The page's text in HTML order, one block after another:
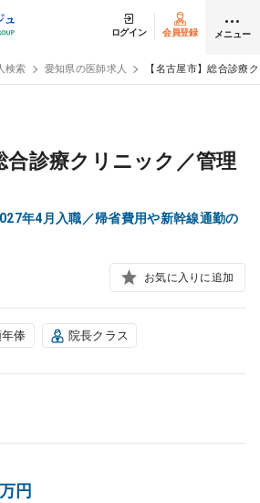
ログイン 会員登録 メニュー
ト
検索 愛知県の医師求人 【名古屋市】総合診療
合診療クリニック／管理
年4月入職／帰省費用や新幹線通勤の
お気に入りに追加
俸 院長クラス
円